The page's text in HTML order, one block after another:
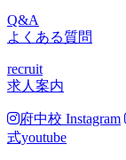
Q&A
よくある質問
recruit
求人案内
府中校 Instagram
式youtube